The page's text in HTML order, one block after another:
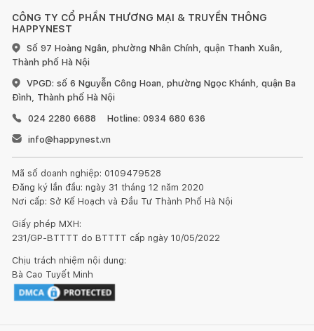
CÔNG TY CỔ PHẦN THƯƠNG MẠI & TRUYỀN THÔNG
HAPPYNEST
Số 97 Hoàng Ngân, phường Nhân Chính, quận Thanh Xuân,
Thành phố Hà Nội
VPGD: số 6 Nguyễn Công Hoan, phường Ngọc Khánh, quận Ba
Đình, Thành phố Hà Nội
024 2280 6688
Hotline: 0934 680 636
info@happynest.vn
Mã số doanh nghiệp: 0109479528
Đăng ký lần đầu: ngày 31 tháng 12 năm 2020
Nơi cấp: Sở Kế Hoạch và Đầu Tư Thành Phố Hà Nội
Giấy phép MXH:
231/GP-BTTTT do BTTTT cấp ngày 10/05/2022
Chịu trách nhiệm nội dung:
Bà Cao Tuyết Minh